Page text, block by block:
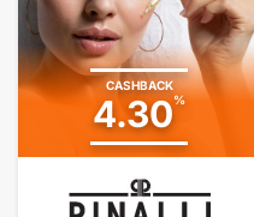
CASHBACK
4.30%